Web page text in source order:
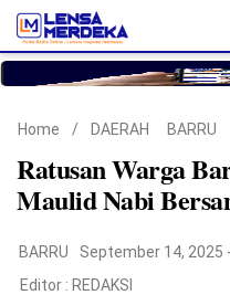
Home / DAERAH BARRU
Ratusan Warga
Maulid Nabi
BARRU
September 14, 2025
Editor : REDAKSI